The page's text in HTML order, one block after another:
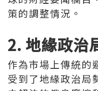
策的調整情況。
2. 地緣政治
作為市場上傳統的
受到了地緣政治局